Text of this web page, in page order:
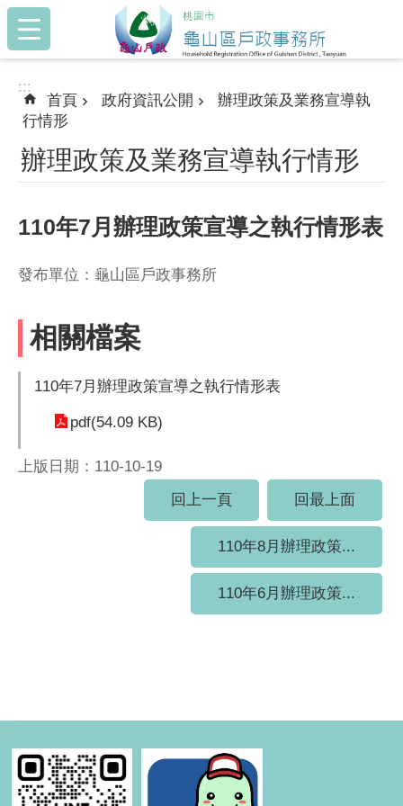
跳到主要內容區塊
:::
:::
首頁 政府資訊公開
辦理政策及業務宣導執
行情形
辦理政策及業務宣導執行情形
110年7月辦理政策宣導之執行情形表
發布單位：龜山區戶政事務所
相關檔案
110年7月辦理政策宣導之執行情形表
pdf(54.09 KB)
上版日期：110-10-19
回上一頁
回最上面
110年8月辦理政策...
110年6月辦理政策...
:::